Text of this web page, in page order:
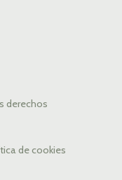
derechos
de cookies